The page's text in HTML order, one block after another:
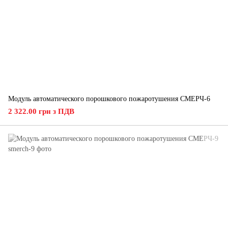
Модуль автоматического порошкового пожаротушения СМЕРЧ-6
2 322.00 грн з ПДВ